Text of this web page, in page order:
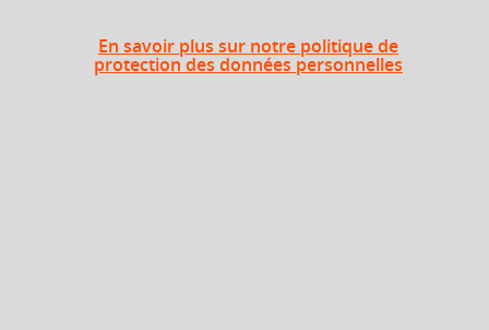
En savoir plus sur notre politique de
protection des données personnelles
Université Grenoble Alpes
621 avenue Centrale